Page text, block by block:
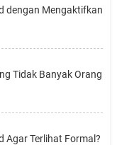
dengan Mengaktifkan
Tidak Banyak Orang
Agar Terlihat Formal?